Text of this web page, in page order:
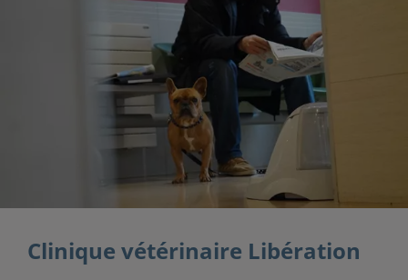
Clinique vétérinaire Libération